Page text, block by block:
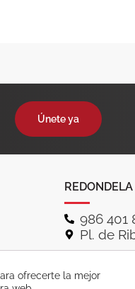
Únete ya
REDONDELA
986 401
Pl. de
ofrecerte la mejor